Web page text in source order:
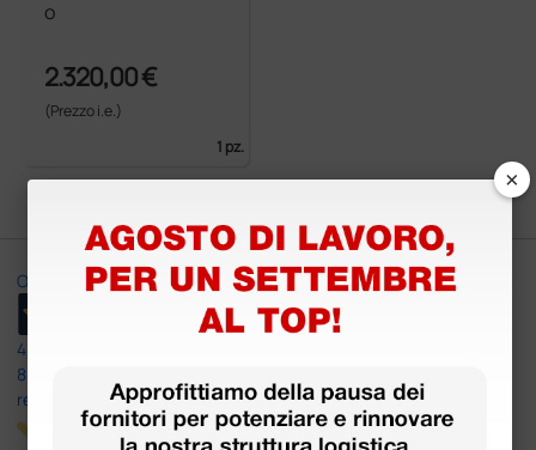
o
2.320,00 €
(Prezzo i.e.)
1 pz.
Ottimo
4,6
8.330
recensioni
×